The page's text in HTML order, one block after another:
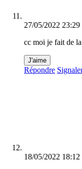
27/05/2022 23:29
cc moi je fait de
J'aime
Répondre
18/05/2022 18:12